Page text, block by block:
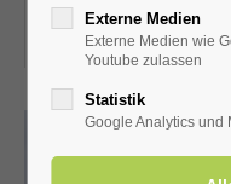
23.09.2023, 14:30
ORT:
Externe Medien
Externe Medien wie
Youtube zulassen
Statistik
Google Analytics und